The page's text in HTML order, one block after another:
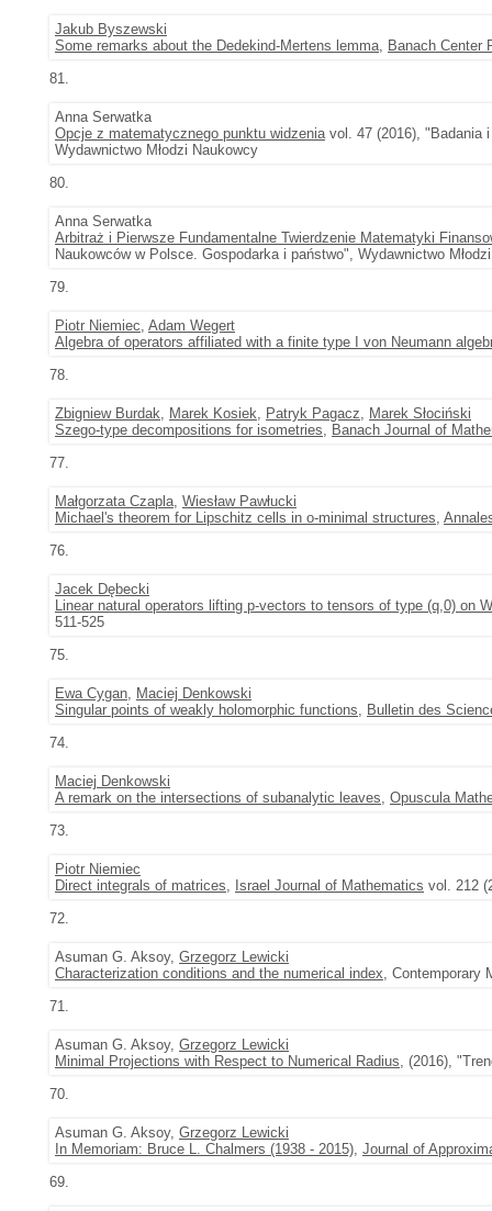
Jakub Byszewski
Some remarks about the Dedekind-Mertens lemma, Banach Center
81.
Anna Serwatka
Opcje z matematycznego punktu widzeniavol. 47 (2016), "Badania i
Wydawnictwo Młodzi Naukowcy
80.
Anna Serwatka
Arbitraż i Pierwsze Fundamentalne Twierdzenie Matematyki
Naukowców w Polsce. Gospodarka i państwo", Wydawnictwo
79.
Piotr Niemiec, Adam Wegert
Algebra of operators affiliated with a finite type I von Neumann
78.
Zbigniew Burdak, Marek Kosiek, Patryk Pagacz, Marek Słociński
Szego-type decompositions for isometries, Banach Journal of
77.
Małgorzata Czapla, Wiesław Pawłucki
Michael's theorem for Lipschitz cells in o-minimal structures,
76.
Jacek Dębecki
Linear natural operators lifting p-vectors to tensors of type (q,0) on
511-525
75.
Ewa Cygan, Maciej Denkowski
Singular points of weakly holomorphic functions, Bulletin des
74.
Maciej Denkowski
A remark on the intersections of subanalytic leaves, Opuscula
73.
Piotr Niemiec
Direct integrals of matrices, Israel Journal of Mathematics vol. 212
72.
Asuman G. Aksoy, Grzegorz Lewicki
Characterization conditions and the numerical index, Contemporary
71.
Asuman G. Aksoy, Grzegorz Lewicki
Minimal Projections with Respect to Numerical Radius, (2016),
70.
Asuman G. Aksoy, Grzegorz Lewicki
In Memoriam: Bruce L. Chalmers (1938 - 2015), Journal of
69.